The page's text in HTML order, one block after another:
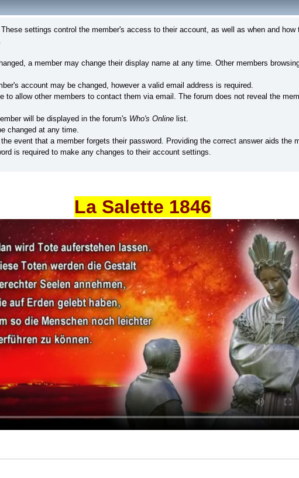
settings control the member's access to their account, as well as when and
a member may change their display name at any time. Other members
account may be changed, however a valid email address is required.
to allow other members to contact them via email. The forum does not reveal the
will be displayed in the forum's Who's Online list.
changed at any time.
event that a member forgets their password. Providing the correct answer aids the
is required to make any changes to their account settings.
La Salette 1846